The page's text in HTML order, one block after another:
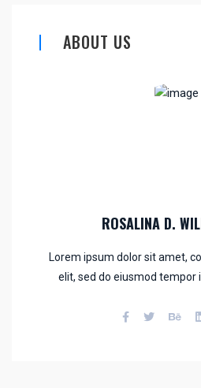
ABOUT US
ROSALINA D.
Lorem ipsum dolor sit amet,
elit, sed do eiusmod tempor